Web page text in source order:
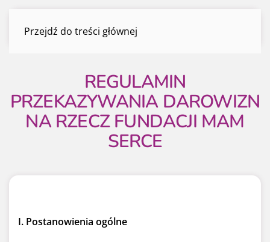
Przejdź do treści głównej
REGULAMIN PRZEKAZYWANIA
DAROWIZN NA RZECZ F…
REGULAMIN
PRZEKAZYWANIA DAROWIZN
NA RZECZ FUNDACJI MAM
SERCE
I. Postanowienia ogólne